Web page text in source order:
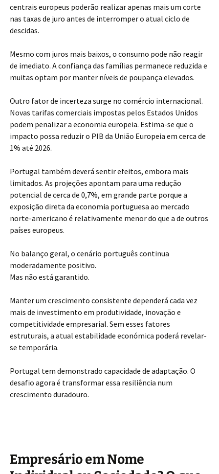
centrais europeus poderão realizar apenas mais um corte
nas taxas de juro antes de interromper o atual ciclo de
descidas.
Mesmo com juros mais baixos, o consumo pode não reagir
de imediato. A confiança das famílias permanece reduzida e
muitas optam por manter níveis de poupança elevados.
Outro fator de incerteza surge no comércio internacional.
Novas tarifas comerciais impostas pelos Estados Unidos
podem penalizar a economia europeia. Estima-se que o
impacto possa reduzir o PIB da União Europeia em cerca de
1% até 2026.
Portugal também deverá sentir efeitos, embora mais
limitados. As projeções apontam para uma redução
potencial de cerca de 0,7%, em grande parte porque a
exposição direta da economia portuguesa ao mercado
norte-americano é relativamente menor do que a de outros
países europeus.
No balanço geral, o cenário português continua
moderadamente positivo.
Mas não está garantido.
Manter um crescimento consistente dependerá cada vez
mais de investimento em produtividade, inovação e
competitividade empresarial. Sem esses fatores
estruturais, a atual estabilidade económica poderá revelar-
se temporária.
Portugal tem demonstrado capacidade de adaptação. O
desafio agora é transformar essa resiliência num
crescimento duradouro.
Empresário em Nome